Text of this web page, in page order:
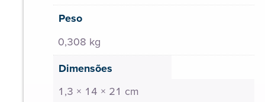
Peso
0,308 kg
Dimensões
1,3 × 14 × 21 cm